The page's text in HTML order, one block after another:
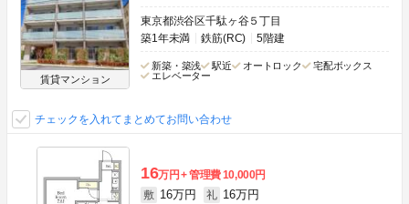
賃貸マンション
東京都渋谷区千駄ヶ谷５丁目
築1年未満
鉄筋(RC) 5階建
新築・築浅 駅近 オートロック
宅配ボックス
エレベーター
チェックを入れてまとめてお問い合わせ
16万円 管理費10,000円
敷 16万円 礼 16万円